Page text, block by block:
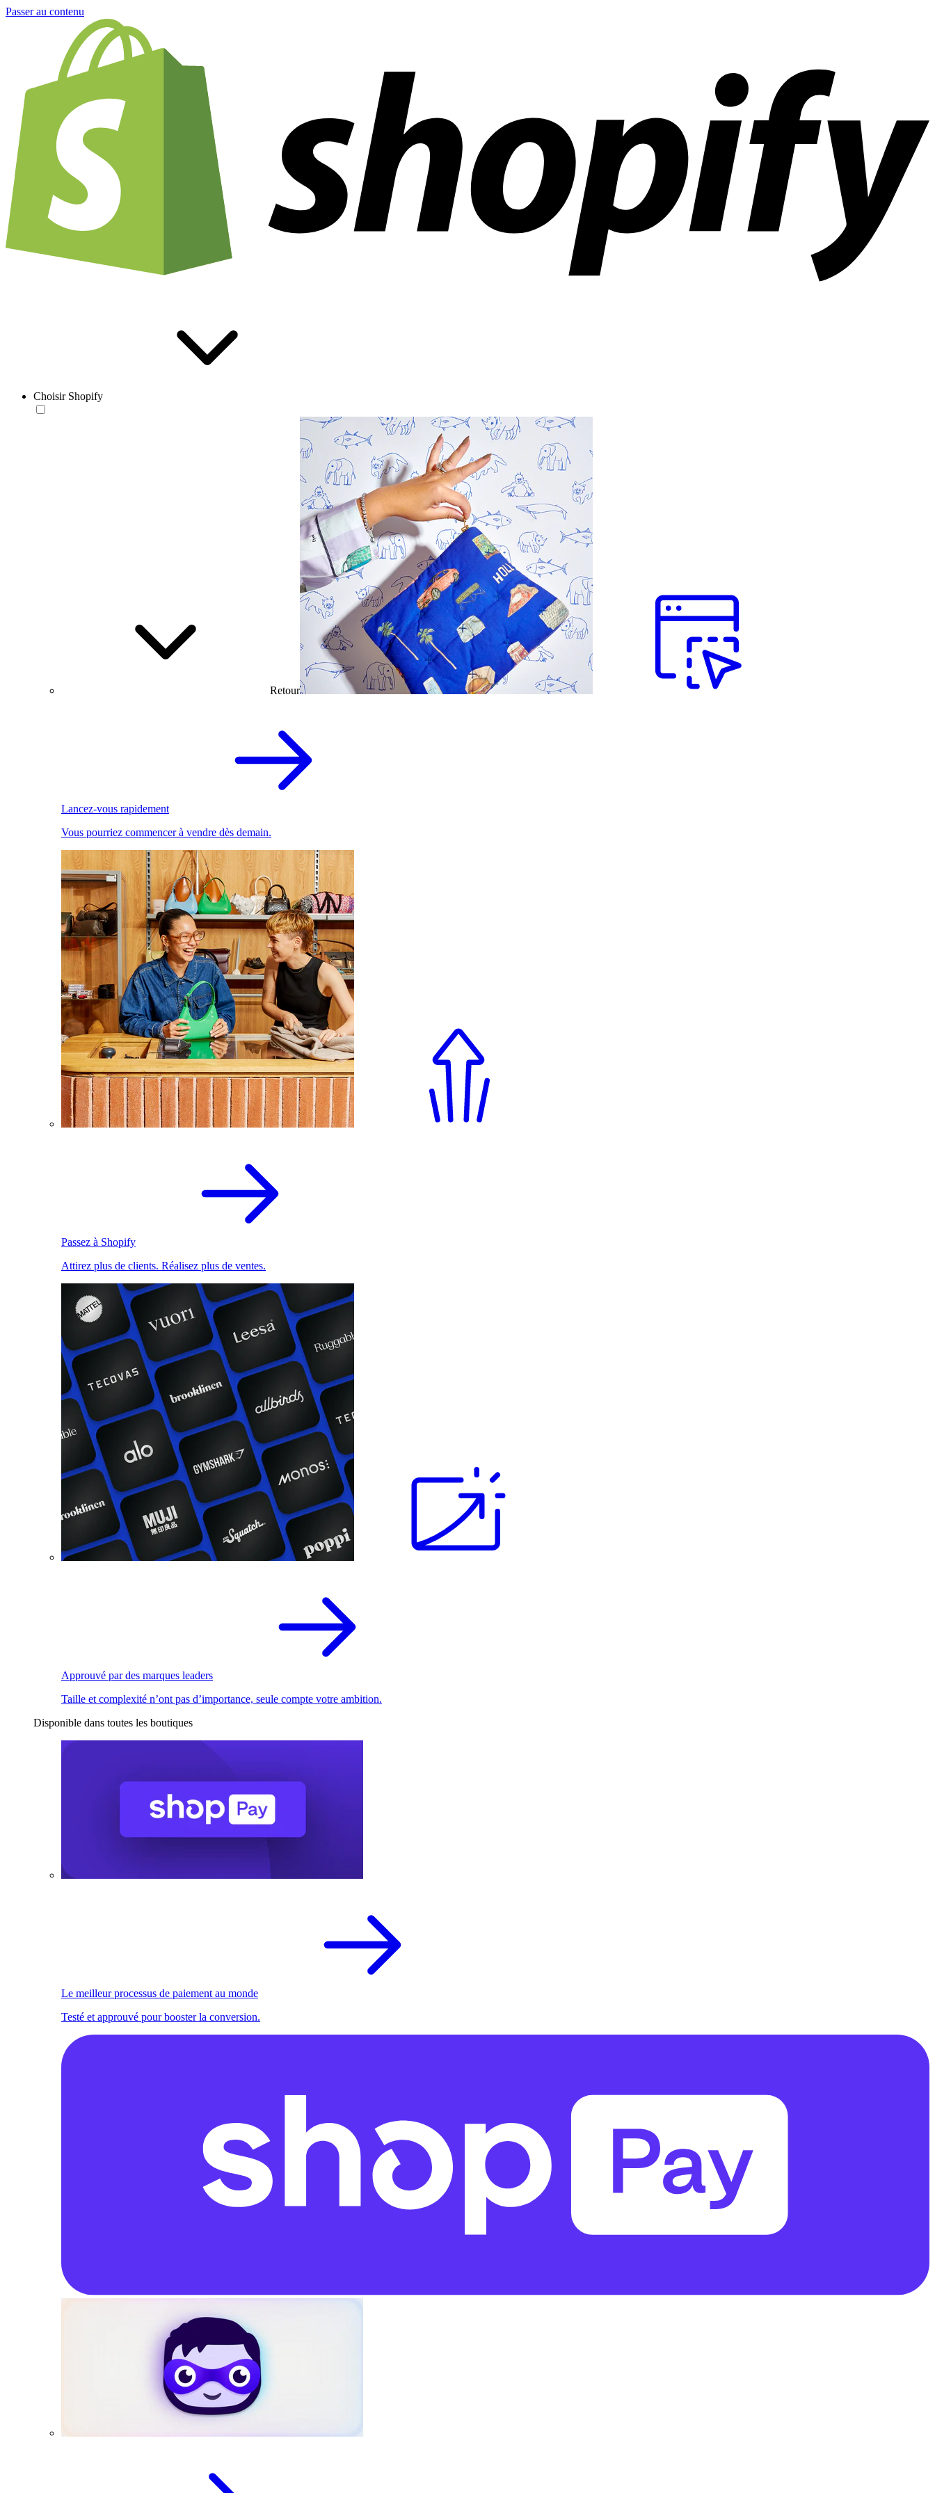
Passer au contenu
Choisir Shopify
Retour
Lancez-vous rapidement
Vous pourriez commencer à vendre dès demain.
Passez à Shopify
Attirez plus de clients. Réalisez plus de ventes.
Approuvé par des marques leaders
Taille et complexité n’ont pas d’importance, seule compte votre ambition.
Disponible dans toutes les boutiques
Le meilleur processus de paiement au monde
Testé et approuvé pour booster la conversion.